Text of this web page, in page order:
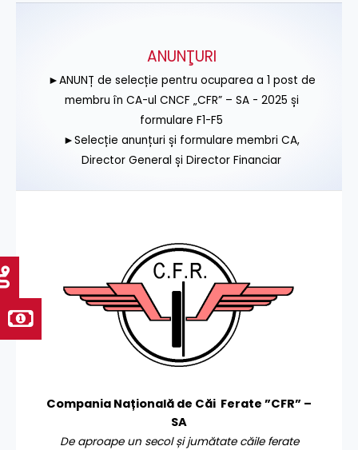
ANUNŢURI
►ANUNȚ de selecție pentru ocuparea a 1 post de
membru în CA-ul CNCF „CFR” – SA - 2025 și
formulare F1-F5
►Selecție anunțuri și formulare membri CA,
Director General și Director Financiar
Compania Națională de Căi Ferate ”CFR” –
SA
De aproape un secol și jumătate căile ferate